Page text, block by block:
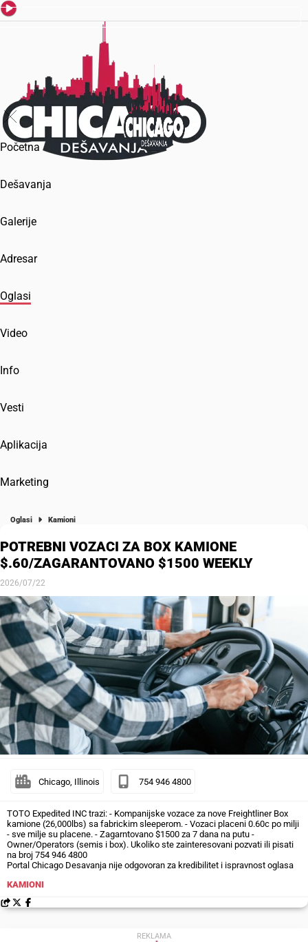
Početna
Dešavanja
Galerije
Adresar
Oglasi
Video
Info
Vesti
Aplikacija
Marketing
Oglasi Kamioni
Chicago, Illinois 754 946 4800
TOTO Expedited INC trazi: - Kompanijske vozace za nove Freightliner Box
kamione (26,000lbs) sa fabrickim sleeperom. - Vozaci placeni 0.60c po milji
- sve milje su placene. - Zagarntovano $1500 za 7 dana na putu -
Owner/Operators (semis i box). Ukoliko ste zainteresovani pozvati ili pisati
na broj 754 946 4800
Portal Chicago Desavanja nije odgovoran za kredibilitet i ispravnost oglasa
KAMIONI
POTREBNI VOZACI ZA BOX KAMIONE
$.60/ZAGARANTOVANO $1500 WEEKLY
2026/07/22
REKLAMA